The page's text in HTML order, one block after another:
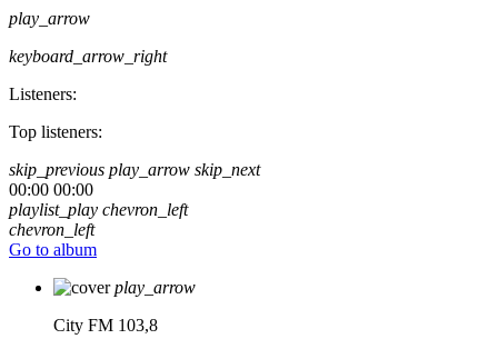
play_arrow
keyboard_arrow_right
Listeners:
Top listeners:
skip_previous play_arrow skip_next
00:00 00:00
playlist_play chevron_left
chevron_left
Go to album
play_arrow
City FM 103,8